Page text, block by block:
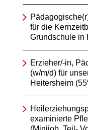
für die
Grundschule in
Erzieher/-in,
(w/m/d) für
Heitersheim
examinierte